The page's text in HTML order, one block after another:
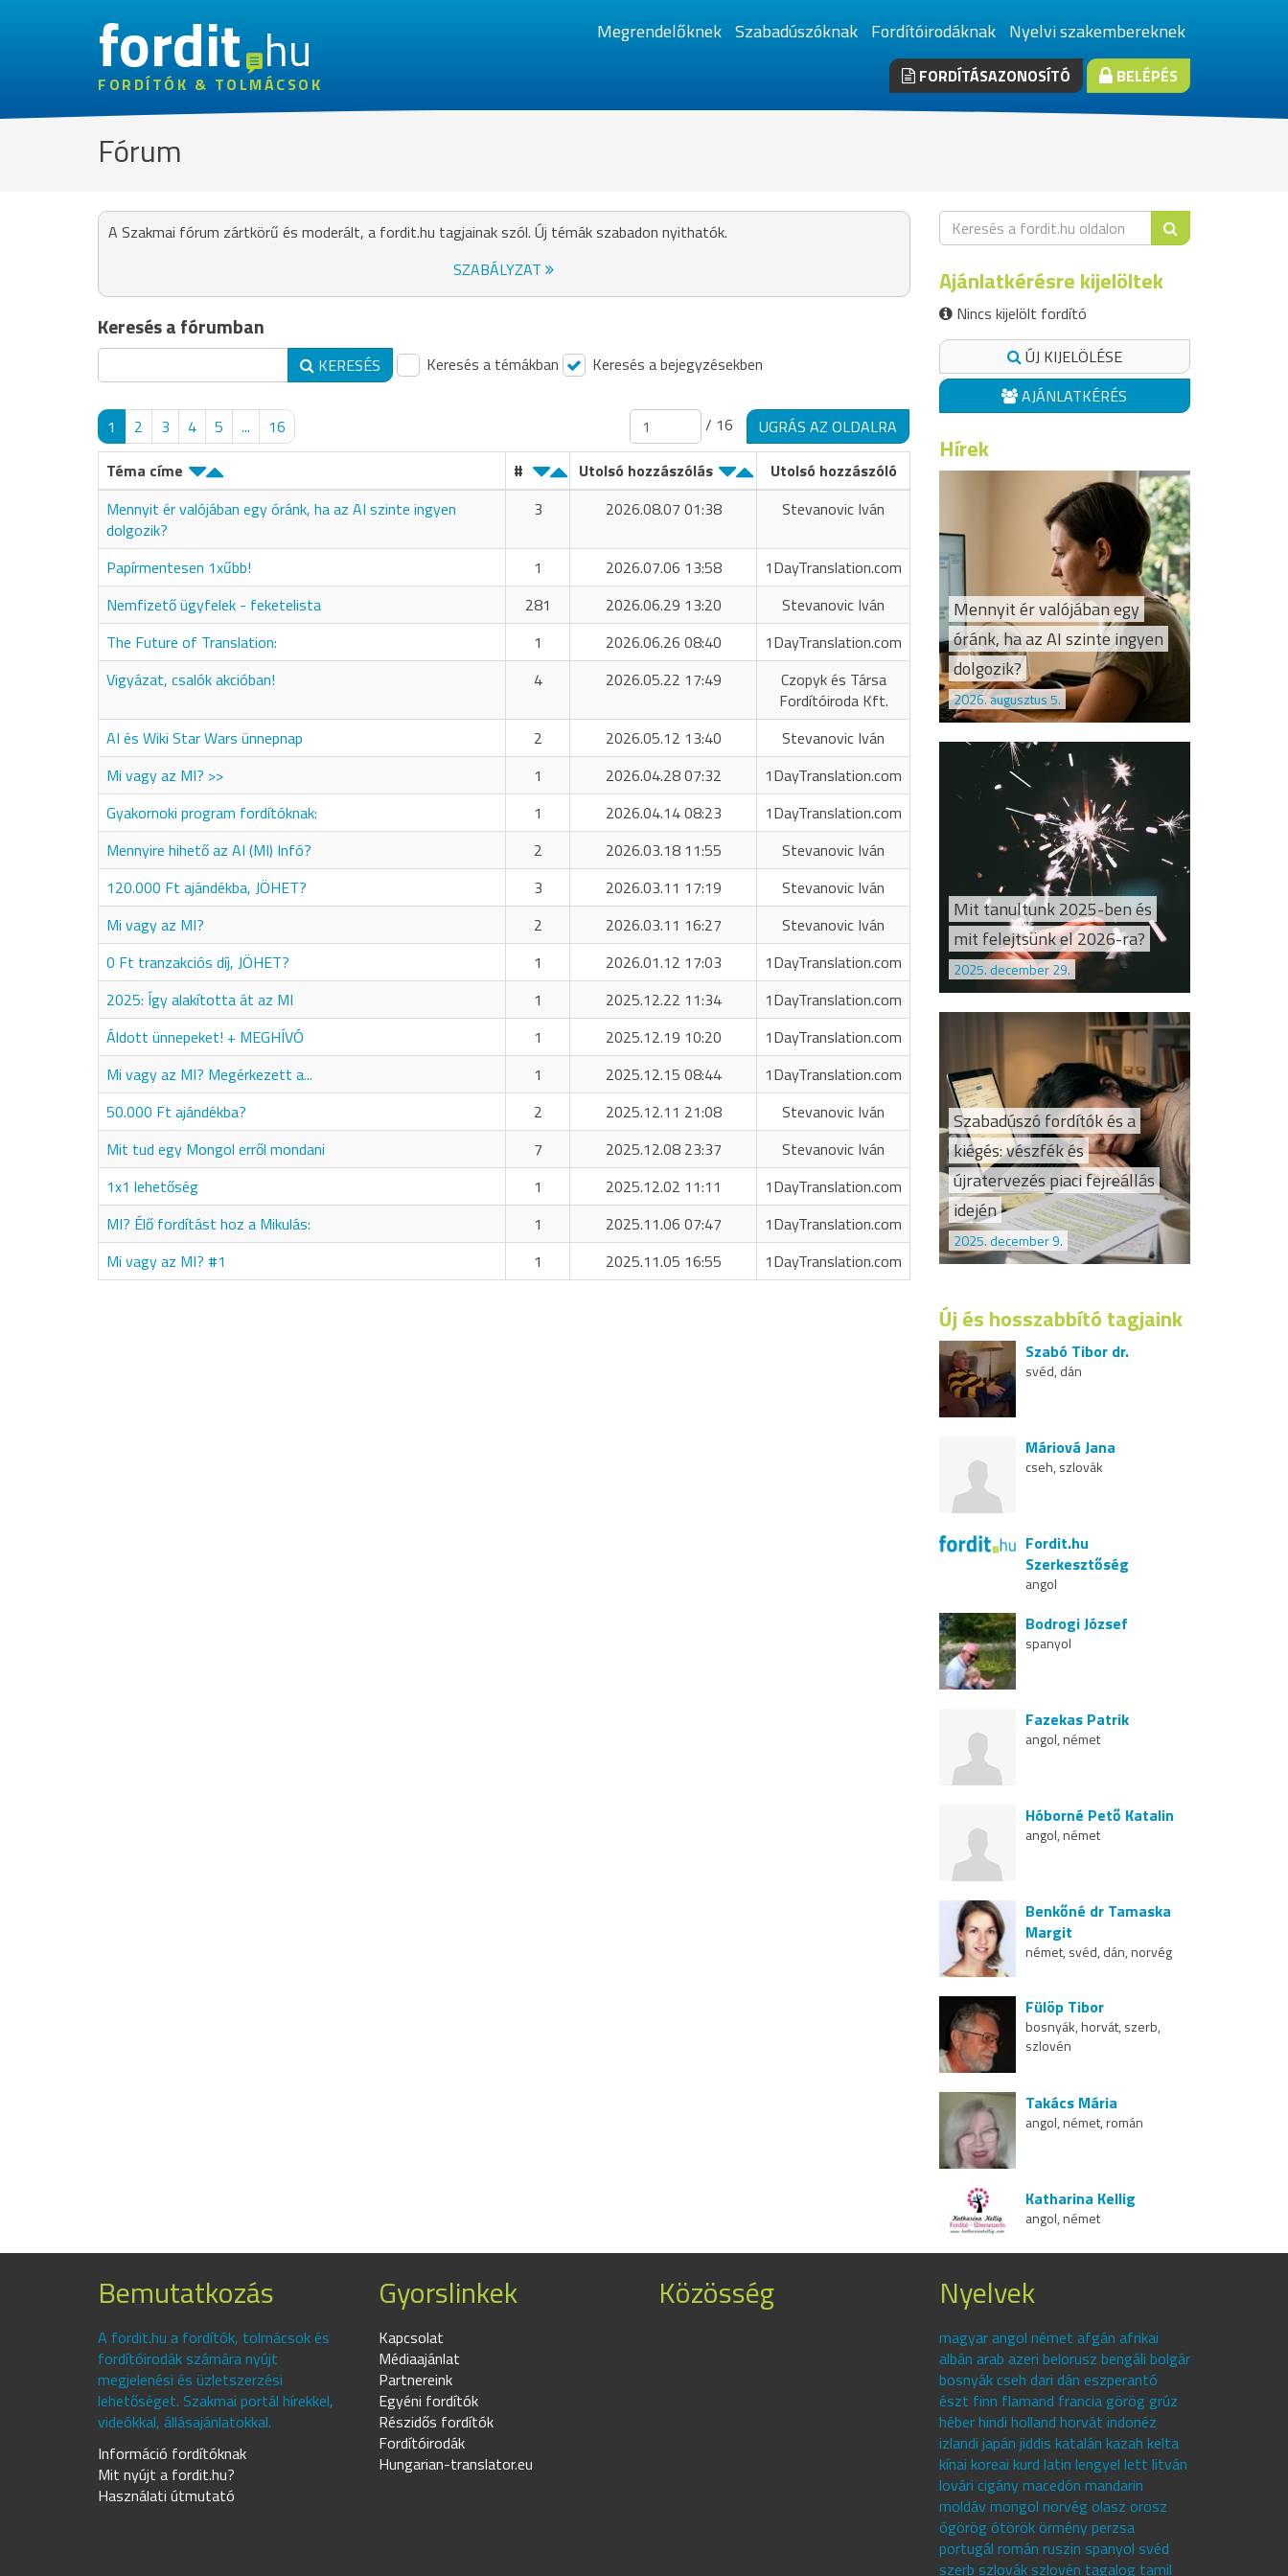
fordithu
FORDÍTÓK & TOLMÁCSOK
Megrendelőknek Szabadúszóknak Fordítóirodáknak Nyelvi szakembereknek
FORDÍTÁSAZONOSÍTÓ BELÉPÉS
Fórum
A Szakmai fórum zártkörű és moderált, a fordit.hu tagjainak szól. Új témák szabadon nyithatók.
SZABÁLYZAT
Keresés a fórumban
KERESÉS Keresés a témákban Keresés a bejegyzésekben
1 2 3 4 5 ... 16 / 16
UGRÁS AZ OLDALRA
Téma címe
# Utolsó hozzászólás
Utolsó hozzászóló
Mennyit ér valójában egy óránk, ha az AI szinte ingyen
dolgozik?
3 2026.08.07 01:38 Stevanovic Iván
Papírmentesen 1xűbb! 1 2026.07.06 13:58
1DayTranslation.com
Nemfizető ügyfelek - feketelista
281 2026.06.29 13:20
Stevanovic Iván
The Future of Translation:
1 2026.06.26 08:40
1DayTranslation.com
Vigyázat, csalók akcióban!
4 2026.05.22 17:49
Czopyk és Társa
Fordítóiroda Kft.
AI és Wiki Star Wars ünnepnap
2 2026.05.12 13:40
Stevanovic Iván
Mi vagy az MI? >>
1 2026.04.28 07:32
1DayTranslation.com
Gyakornoki program fordítóknak:
1 2026.04.14 08:23
1DayTranslation.com
Mennyire hihető az AI (MI) Infó?
2 2026.03.18 11:55
Stevanovic Iván
120.000 Ft ajándékba, JÖHET?
3 2026.03.11 17:19
Stevanovic Iván
Mi vagy az MI?
2 2026.03.11 16:27
Stevanovic Iván
0 Ft tranzakciós díj, JÖHET?
1 2026.01.12 17:03
1DayTranslation.com
2025: Így alakította át az MI
1 2025.12.22 11:34
1DayTranslation.com
Áldott ünnepeket! + MEGHÍVÓ
1 2025.12.19 10:20
1DayTranslation.com
Mi vagy az MI? Megérkezett a...
1 2025.12.15 08:44
1DayTranslation.com
50.000 Ft ajándékba?
2 2025.12.11 21:08
Stevanovic Iván
Mit tud egy Mongol erről mondani
7 2025.12.08 23:37
Stevanovic Iván
1x1 lehetőség
1 2025.12.02 11:11
1DayTranslation.com
MI? Élő fordítást hoz a Mikulás:
1 2025.11.06 07:47
1DayTranslation.com
Mi vagy az MI? #1
1 2025.11.05 16:55 1DayTranslation.com
Ajánlatkérésre kijelöltek
Nincs kijelölt fordító
ÚJ KIJELÖLÉSE
AJÁNLATKÉRÉS
Hírek
Mennyit ér valójában egy
óránk, ha az AI szinte ingyen
dolgozik?
2026. augusztus 5.
Mit tanultunk 2025-ben és
mit felejtsünk el 2026-ra?
2025. december 29.
Szabadúszó fordítók és a
kiégés: vészfék és
újratervezés piaci fejreállás
idején
2025. december 9.
Új és hosszabbító tagjaink
Szabó Tibor dr.
svéd, dán
Máriová Jana
cseh, szlovák
Fordit.hu
Szerkesztőség
angol
Bodrogi József
spanyol
Fazekas Patrik
angol, német
Hóborné Pető Katalin
angol, német
Benkőné dr Tamaska
Margit
német, svéd, dán, norvég
Fülöp Tibor
bosnyák, horvát, szerb,
szlovén
Takács Mária
angol, német, román
Katharina Kellig
angol, német
Bemutatkozás
A fordit.hu a fordítók, tolmácsok és
fordítóirodák számára nyújt
megjelenési és üzletszerzési
lehetőséget. Szakmai portál hírekkel,
videókkal, állásajánlatokkal.
Információ fordítóknak
Mit nyújt a fordit.hu?
Használati útmutató
Gyorslinkek
Kapcsolat
Médiaajánlat
Partnereink
Egyéni fordítók
Részidős fordítók
Fordítóirodák
Hungarian-translator.eu
Közösség Nyelvek
magyar angol német afgán afrikai
albán arab azeri belorusz bengáli bolgár
bosnyák cseh dari dán eszperantó
észt finn flamand francia görög grúz
héber hindi holland horvát indonéz
izlandi japán jiddis katalán kazah kelta
kínai koreai kurd latin lengyel lett litván
lovári cigány macedón mandarin
moldáv mongol norvég olasz orosz
ógörög ótörök örmény perzsa
portugál román ruszin spanyol svéd
szerb szlovák szlovén tagalog tamil